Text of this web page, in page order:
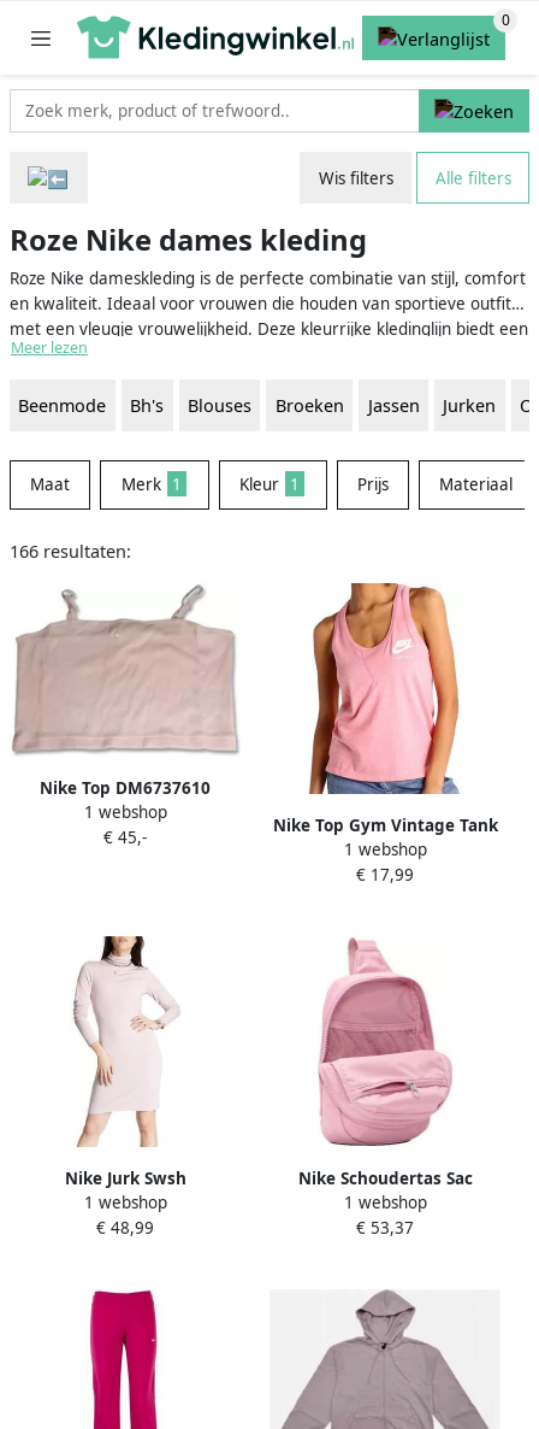
Wis filters Alle filters
Roze Nike dames kleding
Roze Nike dameskleding is de perfecte combinatie van stijl, comfort
en kwaliteit. Ideaal voor vrouwen die houden van sportieve outfits
met een vleugje vrouwelijkheid. Deze kleurrijke kledinglijn biedt een
breed scala aan items, variërend van sport-bh's en leggings tot
casual dagje uit hebt, met roze Nike dameskleding zie je er altijd
Meer lezen
Beenmode Bh's Blouses Broeken Jassen Jurken
Maat Merk 1 Kleur 1 Prijs Materiaal
166 resultaten:
Nike Top DM6737610
1 webshop
€ 45,-
Nike Top Gym Vintage Tank
1 webshop
€ 17,99
Nike Jurk Swsh
1 webshop
€ 48,99
Nike Schoudertas Sac
bandoulière hf7038-699
léger
1 webshop
€ 53,37